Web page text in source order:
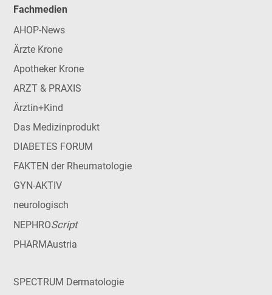
Fachmedien
AHOP-News
Ärzte Krone
Apotheker Krone
ARZT & PRAXIS
Ärztin+Kind
Das Medizinprodukt
DIABETES FORUM
FAKTEN der Rheumatologie
GYN-AKTIV
neurologisch
NEPHROScript
PHARMAustria
SPECTRUM Dermatologie